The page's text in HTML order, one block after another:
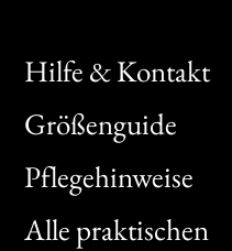
Hilfe & Kontakt
Größenguide
Pflegehinweise
Alle praktischen